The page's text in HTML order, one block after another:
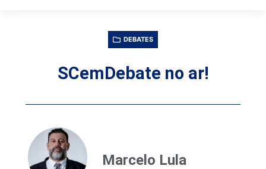
DEBATES
SCemDebate no ar!
Marcelo Lula